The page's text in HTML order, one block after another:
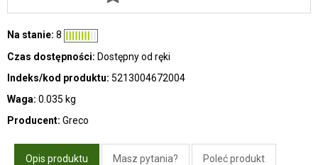
Na stanie: 8
Czas dostępności: Dostępny od ręki
Indeks/kod produktu: 5213004672004
Waga: 0.035 kg
Producent: Greco
Opis produktu Masz pytania? Poleć produkt